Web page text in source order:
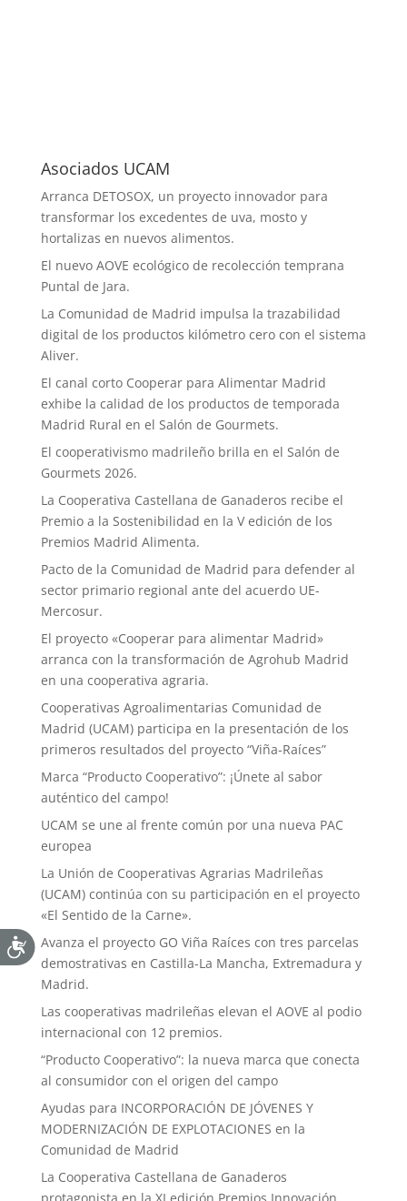
Asociados UCAM
Arranca DETOSOX, un proyecto innovador para
transformar los excedentes de uva, mosto y
hortalizas en nuevos alimentos.
El nuevo AOVE ecológico de recolección temprana
Puntal de Jara.
La Comunidad de Madrid impulsa la trazabilidad
digital de los productos kilómetro cero con el sistema
Aliver.
El canal corto Cooperar para Alimentar Madrid
exhibe la calidad de los productos de temporada
Madrid Rural en el Salón de Gourmets.
El cooperativismo madrileño brilla en el Salón de
Gourmets 2026.
La Cooperativa Castellana de Ganaderos recibe el
Premio a la Sostenibilidad en la V edición de los
Premios Madrid Alimenta.
Pacto de la Comunidad de Madrid para defender al
sector primario regional ante del acuerdo UE-
Mercosur.
El proyecto «Cooperar para alimentar Madrid»
arranca con la transformación de Agrohub Madrid
en una cooperativa agraria.
Cooperativas Agroalimentarias Comunidad de
Madrid (UCAM) participa en la presentación de los
primeros resultados del proyecto “Viña-Raíces”
Marca “Producto Cooperativo”: ¡Únete al sabor
auténtico del campo!
UCAM se une al frente común por una nueva PAC
europea
La Unión de Cooperativas Agrarias Madrileñas
(UCAM) continúa con su participación en el proyecto
«El Sentido de la Carne».
Avanza el proyecto GO Viña Raíces con tres parcelas
demostrativas en Castilla-La Mancha, Extremadura y
Madrid.
Las cooperativas madrileñas elevan el AOVE al podio
internacional con 12 premios.
“Producto Cooperativo”: la nueva marca que conecta
al consumidor con el origen del campo
Ayudas para INCORPORACIÓN DE JÓVENES Y
MODERNIZACIÓN DE EXPLOTACIONES en la
Comunidad de Madrid
La Cooperativa Castellana de Ganaderos